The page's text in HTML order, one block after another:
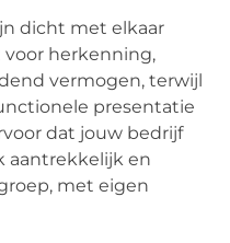
dicht met elkaar
herkenning,
vermogen, terwijl
presentatie
dat jouw bedrijf
aantrekkelijk en
met eigen